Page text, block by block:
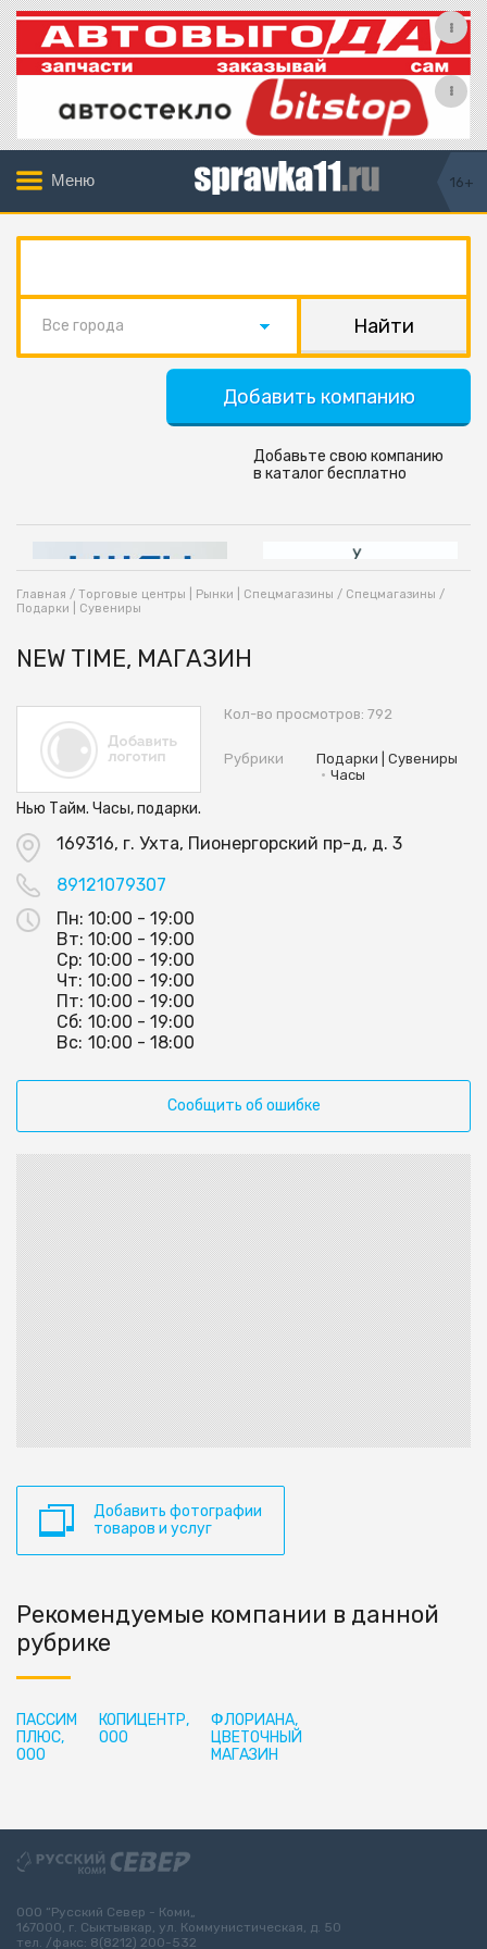
Меню 16+
Все города
Добавить компанию
Добавьте свою компанию
в каталог бесплатно
Главная / Торговые центры | Рынки | Спецмагазины / Спецмагазины /
Подарки | Сувениры
NEW TIME, МАГАЗИН
Кол-во просмотров: 792
Рубрики Подарки | Сувениры
• Часы
Нью Тайм. Часы, подарки.
169316, г. Ухта, Пионергорский пр-д, д. 3
89121079307
Пн: 10:00 - 19:00
Вт: 10:00 - 19:00
Ср: 10:00 - 19:00
Чт: 10:00 - 19:00
Пт: 10:00 - 19:00
Сб: 10:00 - 19:00
Вс: 10:00 - 18:00
Сообщить об ошибке
Добавить фотографии
товаров и услуг
Рекомендуемые компании в данной
рубрике
ПАССИМ
ПЛЮС,
ООО
КОПИЦЕНТР,
ООО
ФЛОРИАНА,
ЦВЕТОЧНЫЙ
МАГАЗИН
ООО “Русский Север - Коми„
167000, г. Сыктывкар, ул. Коммунистическая, д. 50
тел. /факс: 8(8212) 200-532